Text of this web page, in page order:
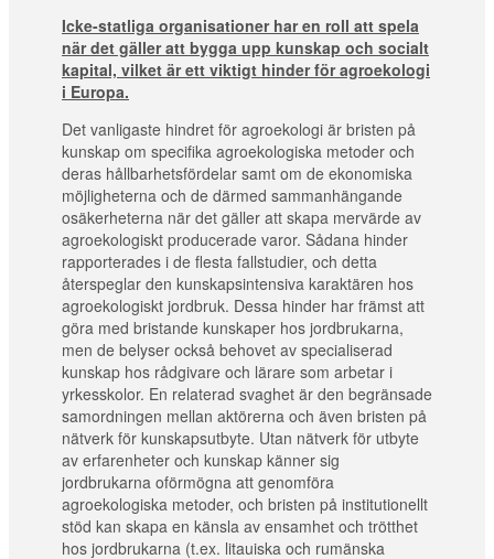
Icke-statliga organisationer har en roll att spela
när det gäller att bygga upp kunskap och socialt
kapital, vilket är ett viktigt hinder för agroekologi
i Europa.
Det vanligaste hindret för agroekologi är bristen på
kunskap om specifika agroekologiska metoder och
deras hållbarhetsfördelar samt om de ekonomiska
möjligheterna och de därmed sammanhängande
osäkerheterna när det gäller att skapa mervärde av
agroekologiskt producerade varor. Sådana hinder
rapporterades i de flesta fallstudier, och detta
återspeglar den kunskapsintensiva karaktären hos
agroekologiskt jordbruk. Dessa hinder har främst att
göra med bristande kunskaper hos jordbrukarna,
men de belyser också behovet av specialiserad
kunskap hos rådgivare och lärare som arbetar i
yrkesskolor. En relaterad svaghet är den begränsade
samordningen mellan aktörerna och även bristen på
nätverk för kunskapsutbyte. Utan nätverk för utbyte
av erfarenheter och kunskap känner sig
jordbrukarna oförmögna att genomföra
agroekologiska metoder, och bristen på institutionellt
stöd kan skapa en känsla av ensamhet och trötthet
hos jordbrukarna (t.ex. litauiska och rumänska